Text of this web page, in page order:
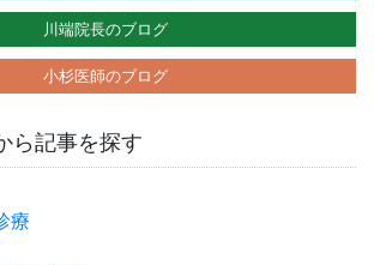
川端院長のブログ
小杉医師のブログ
ら記事を探す
療